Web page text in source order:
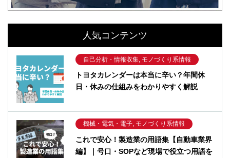
人気コンテンツ
自己分析・情報収集, モノづくり系情報
トヨタカレンダーは本当に辛い？年間休
日・休みの仕組みをわかりやすく解説
機械・電気・電子, モノづくり系情報
これで安心！製造業の用語集【自動車業界
編】｜号口・SOPなど現場で役立つ用語を